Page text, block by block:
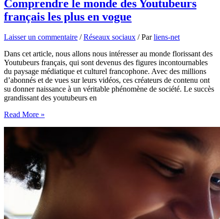
Comprendre le monde des Youtubeurs
français les plus en vogue
Laisser un commentaire /Réseaux sociaux / Parliens-net
Dans cet article, nous allons nous intéresser au monde florissant des
Youtubeurs français, qui sont devenus des figures incontournables
du paysage médiatique et culturel francophone. Avec des millions
d’abonnés et de vues sur leurs vidéos, ces créateurs de contenu ont
su donner naissance à un véritable phénomène de société. Le succès
grandissant des youtubeurs en
Comprendre
Youtubeurs
les
plus
en
Read More »